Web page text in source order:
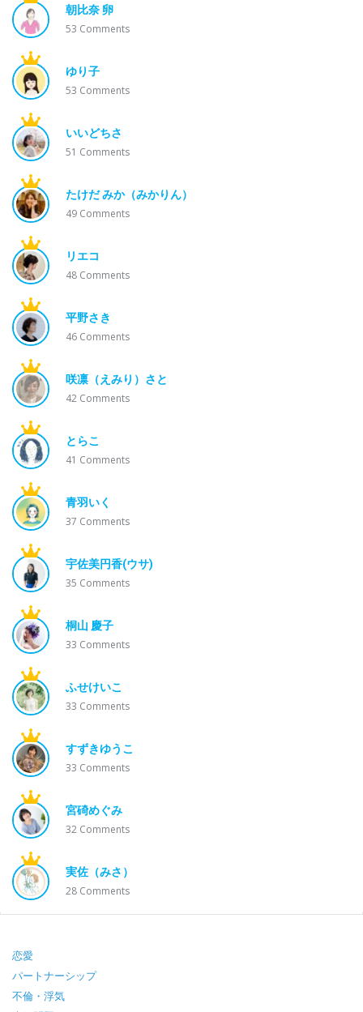
朝比奈 卵
53 Comments
ゆり子
53 Comments
いいどちさ
51 Comments
たけだ みか（みかりん）
49 Comments
リエコ
48 Comments
平野さき
46 Comments
咲凛（えみり）さと
42 Comments
とらこ
41 Comments
青羽いく
37 Comments
宇佐美円香(ウサ)
35 Comments
桐山 慶子
33 Comments
ふせけいこ
33 Comments
すずきゆうこ
33 Comments
宮碕めぐみ
32 Comments
実佐（みさ）
28 Comments
Footer
恋愛
パートナーシップ
不倫・浮気